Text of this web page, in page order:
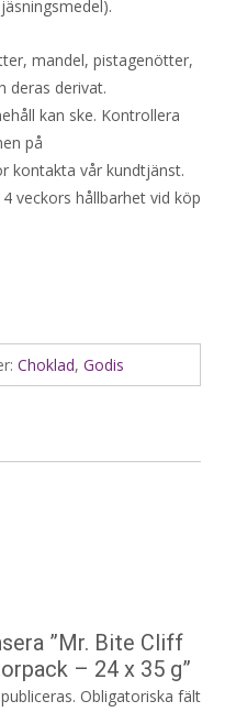
mandel, pistagenötter,
deras derivat.
kan ske. Kontrollera
på
kontakta vår kundtjänst.
veckors hållbarhet vid köp
Choklad, Godis
”Mr. Bite Cliff
– 24 x 35 g”
Obligatoriska fält